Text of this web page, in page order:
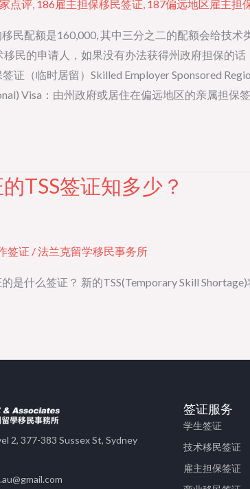
点评, 186雇主担保移民签证, 187偏远地区雇主担
民配额是160,000, 其中三分之二的配额会给技
民的申请人，如果没有办法获得州政府担保的
签证（临时居留）Skilled Employer Sponsored
Visa：由州政府或居住在偏远地区的亲属担保
TSS签证知多少？
签证 /法兰克留学移民事务所
是什么签证？ 新的TSS(Temporary Skill
2, 377-383 Sussex St, Sydney
签证服务
学生签证
技术移民签证
雇主担保签证